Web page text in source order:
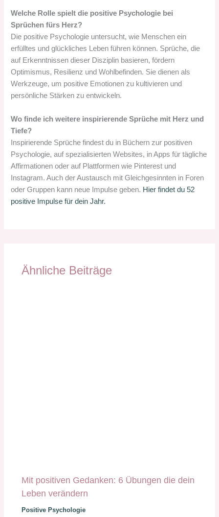
Welche Rolle spielt die positive Psychologie bei
Sprüchen fürs Herz?
Die positive Psychologie untersucht, wie Menschen ein
erfülltes und glückliches Leben führen können. Sprüche, die
auf Erkenntnissen dieser Disziplin basieren, fördern
Optimismus, Resilienz und Wohlbefinden. Sie dienen als
Werkzeuge, um positive Emotionen zu kultivieren und
persönliche Stärken zu entwickeln.
Wo finde ich weitere inspirierende Sprüche mit Herz und
Tiefe?
Inspirierende Sprüche findest du in Büchern zur positiven
Psychologie, auf spezialisierten Websites, in Apps für tägliche
Affirmationen oder auf Plattformen wie Pinterest und
Instagram. Auch der Austausch mit Gleichgesinnten in Foren
oder Gruppen kann neue Impulse geben. Hier findet du 52
positive Impulse für dein Jahr.
Ähnliche Beiträge
Mit positiven Gedanken: 6 Übungen die dein
Leben verändern
Positive Psychologie